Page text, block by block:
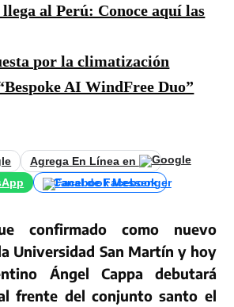
al Perú: Conoce aquí las
por la climatización
AI WindFree Duo”
Agrega En Línea en
Canal de Facebook
confirmado como nuevo
Universidad San Martín y hoy
Ángel Cappa debutará
frente del conjunto santo el